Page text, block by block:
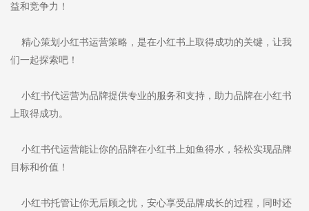
益和竞争力！
精心策划小红书运营策略，是在小红书上取得成功的关键，让我
们一起探索吧！
小红书代运营为品牌提供专业的服务和支持，助力品牌在小红书
上取得成功。
小红书代运营能让你的品牌在小红书上如鱼得水，轻松实现品牌
目标和价值！
小红书托管让你无后顾之忧，安心享受品牌成长的过程，同时还